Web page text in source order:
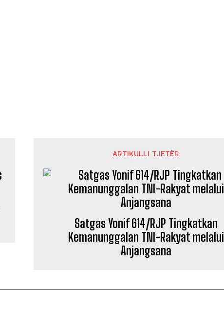
ARTIKULLI TJETËR
Satgas Yonif 614/RJP Tingkatkan
Kemanunggalan TNI-Rakyat melalui
Anjangsana